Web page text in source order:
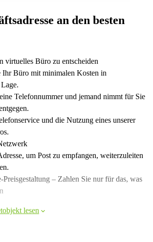
an den besten
virtuelles Büro zu entscheiden
Ihr Büro mit minimalen Kosten in
Telefonnummer und jemand nimmt für Sie
und die Nutzung eines unserer
um Post zu empfangen, weiterzuleiten
– Zahlen Sie nur für das, was
lesen